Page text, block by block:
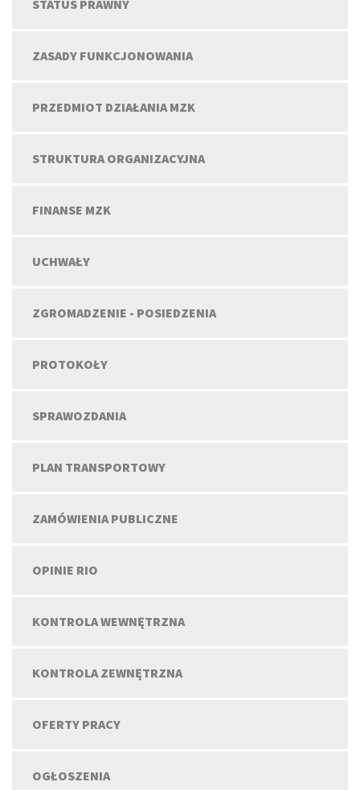
STATUS PRAWNY
ZASADY FUNKCJONOWANIA
PRZEDMIOT DZIAŁANIA MZK
STRUKTURA ORGANIZACYJNA
FINANSE MZK
UCHWAŁY
ZGROMADZENIE - POSIEDZENIA
PROTOKOŁY
SPRAWOZDANIA
PLAN TRANSPORTOWY
ZAMÓWIENIA PUBLICZNE
OPINIE RIO
KONTROLA WEWNĘTRZNA
KONTROLA ZEWNĘTRZNA
OFERTY PRACY
OGŁOSZENIA